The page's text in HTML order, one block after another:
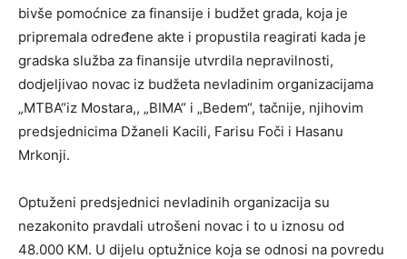
bivše pomoćnice za finansije i budžet grada, koja je
pripremala određene akte i propustila reagirati kada je
gradska služba za finansije utvrdila nepravilnosti,
dodjeljivao novac iz budžeta nevladinim organizacijama
„MTBA“iz Mostara,, „BIMA“ i „Bedem“, tačnije, njihovim
predsjednicima Džaneli Kacili, Farisu Foči i Hasanu
Mrkonji.
Optuženi predsjednici nevladinih organizacija su
nezakonito pravdali utrošeni novac i to u iznosu od
48.000 KM. U dijelu optužnice koja se odnosi na povredu